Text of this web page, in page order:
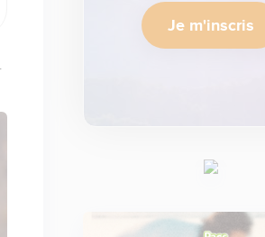
Je m'inscris